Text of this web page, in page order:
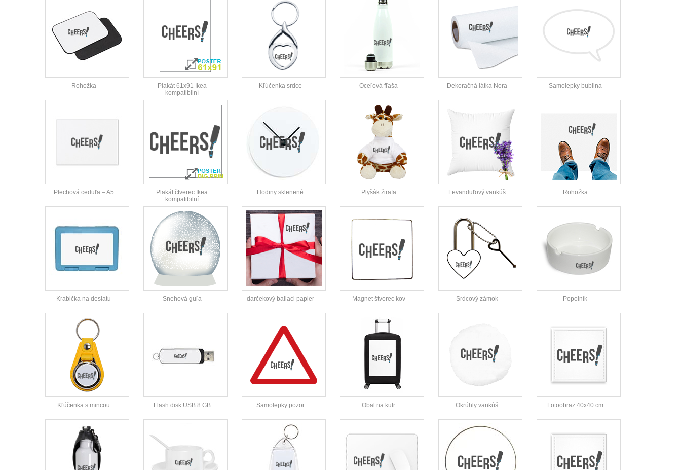
Rohožka
Plakát 61x91 Ikea
kompatibilní
Kľúčenka srdce Oceľová fľaša Dekoračná látka Nora Samolepky bublina
Plechová ceduľa – A5
Plakát čtverec Ikea
kompatibilní
Hodiny sklenené Plyšák žirafa Levanduľový vankúš Rohožka
Krabička na desiatu Snehová guľa darčekový baliaci papier Magnet štvorec kov Srdcový zámok Popolník
Kľúčenka s mincou Flash disk USB 8 GB Samolepky pozor Obal na kufr Okrúhly vankúš Fotoobraz 40x40 cm